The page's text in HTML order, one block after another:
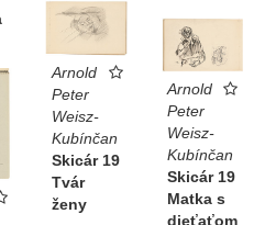
Arnold
Peter
Weisz-
Kubínčan
Skicár 19
Tvár
ženy
Arnold
Peter
Weisz-
Kubínčan
Skicár 19
Matka s
dieťaťom